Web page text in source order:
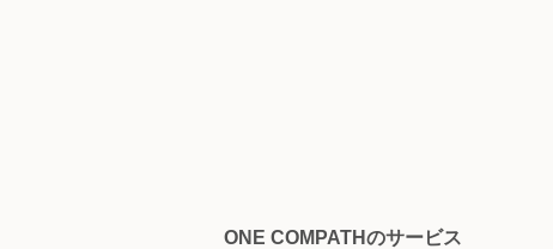
ONE COMPATHのサービス